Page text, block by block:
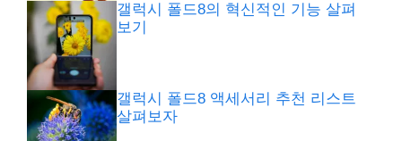
갤럭시 폴드8의 혁신적인 기능 살펴
보기
갤럭시 폴드8 액세서리 추천 리스트
살펴보자